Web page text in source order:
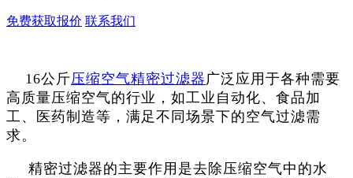
免费获取报价 联系我们
16公斤压缩空气精密过滤器 广泛应用于各种需要
高质量压缩空气的行业，如工业自动化、食品加
工、医药制造等，满足不同场景下的空气过滤需
求‌‌。
精密过滤器的主要作用是去除压缩空气中的水